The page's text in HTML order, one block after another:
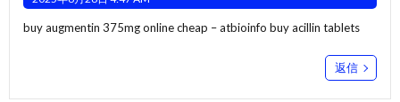
buy augmentin 375mg online cheap –atbioinfo buy acillin tablets
返信